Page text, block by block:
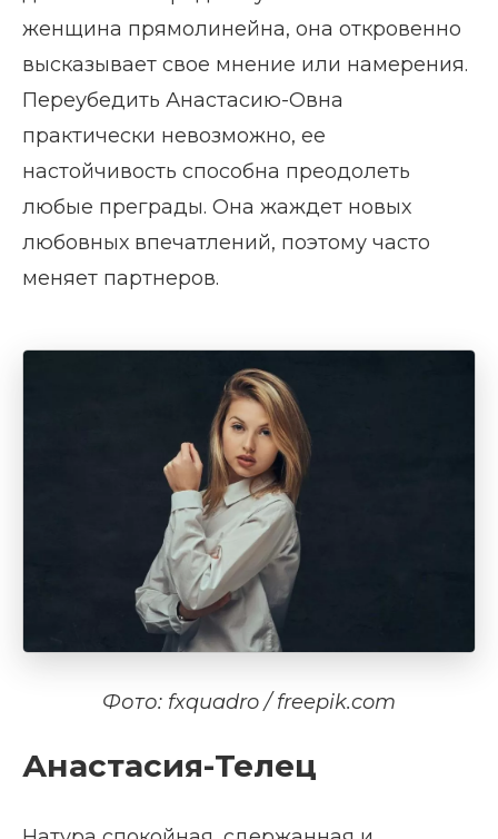
женщина прямолинейна, она откровенно
высказывает свое мнение или намерения.
Переубедить Анастасию-Овна
практически невозможно, ее
настойчивость способна преодолеть
любые преграды. Она жаждет новых
любовных впечатлений, поэтому часто
меняет партнеров.
Фото: fxquadro / freepik.com
Анастасия-Телец